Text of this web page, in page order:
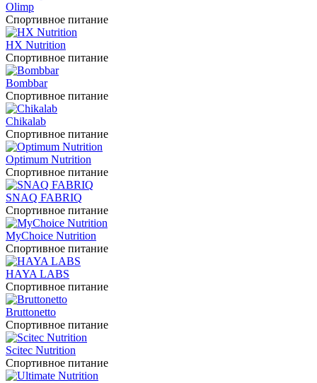
Olimp
Спортивное питание
HX Nutrition
Спортивное питание
Bombbar
Спортивное питание
Chikalab
Спортивное питание
Optimum Nutrition
Спортивное питание
SNAQ FABRIQ
Спортивное питание
MyChoice Nutrition
Спортивное питание
HAYA LABS
Спортивное питание
Bruttonetto
Спортивное питание
Scitec Nutrition
Спортивное питание